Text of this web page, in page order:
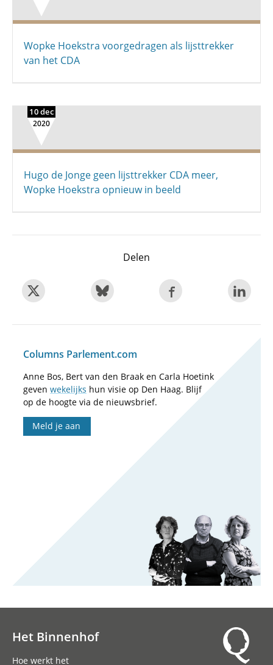
Wopke Hoekstra voorgedragen als lijsttrekker
van het CDA
10 dec
2020
Hugo de Jonge geen lijsttrekker CDA meer,
Wopke Hoekstra opnieuw in beeld
Delen
Columns Parlement.com
Anne Bos, Bert van den Braak en Carla Hoetink
geven wekelijks hun visie op Den Haag. Blijf
op de hoogte via de nieuwsbrief.
Meld je aan
Het Binnenhof
Hoe werkt het